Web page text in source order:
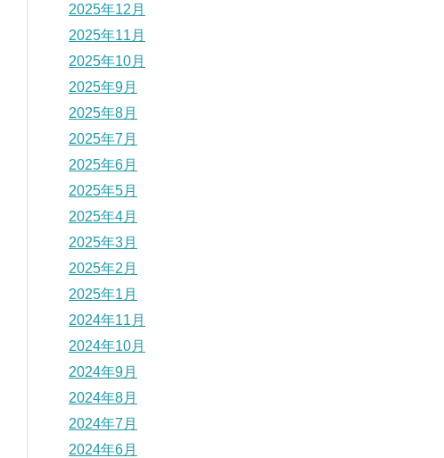
2025年12月
2025年11月
2025年10月
2025年9月
2025年8月
2025年7月
2025年6月
2025年5月
2025年4月
2025年3月
2025年2月
2025年1月
2024年11月
2024年10月
2024年9月
2024年8月
2024年7月
2024年6月